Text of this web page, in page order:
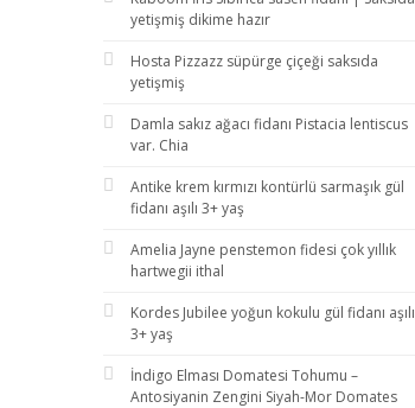
yetişmiş dikime hazır
Hosta Pizzazz süpürge çiçeği saksıda
yetişmiş
Damla sakız ağacı fidanı Pistacia lentiscus
var. Chia
Antike krem kırmızı kontürlü sarmaşık gül
fidanı aşılı 3+ yaş
Amelia Jayne penstemon fidesi çok yıllık
hartwegii ithal
Kordes Jubilee yoğun kokulu gül fidanı aşılı
3+ yaş
İndigo Elması Domatesi Tohumu –
Antosiyanin Zengini Siyah-Mor Domates